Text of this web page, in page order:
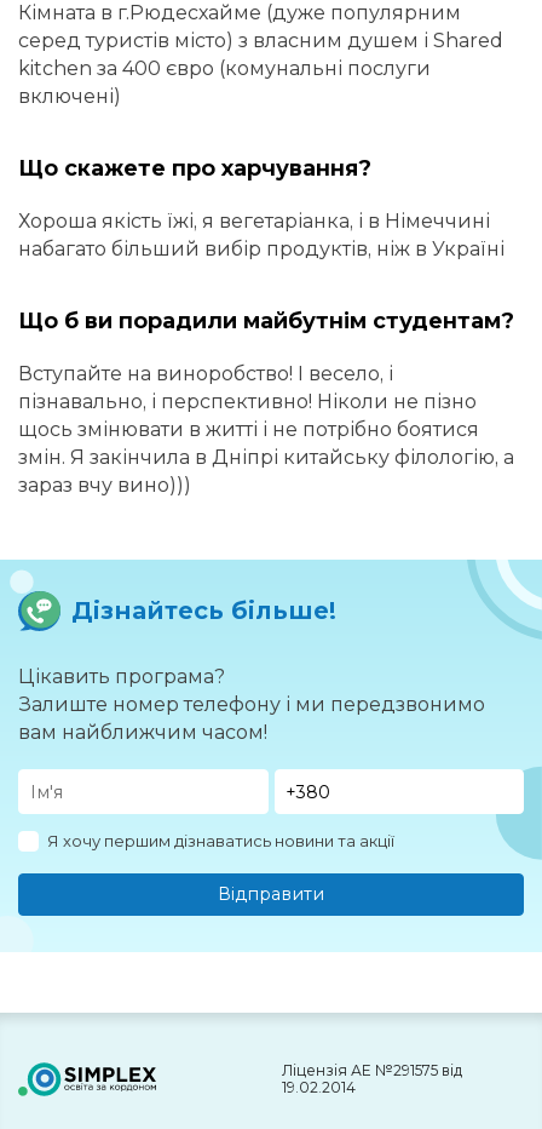
Кімната в г.Рюдесхайме (дуже популярним
серед туристів місто) з власним душем і Shared
kitchen за 400 євро (комунальні послуги
включені)
Що скажете про харчування?
Хороша якість їжі, я вегетаріанка, і в Німеччині
набагато більший вибір продуктів, ніж в Україні
Що б ви порадили майбутнім студентам?
Вступайте на виноробство! І весело, і
пізнавально, і перспективно! Ніколи не пізно
щось змінювати в житті і не потрібно боятися
змін. Я закінчила в Дніпрі китайську філологію, а
зараз вчу вино)))
Дізнайтесь більше!
Цікавить програма?
Залиште номер телефону і ми передзвонимо
вам найближчим часом!
Я хочу першим дізнаватись новини та акції
Відправити
Ліцензія АЕ №291575 від
19.02.2014